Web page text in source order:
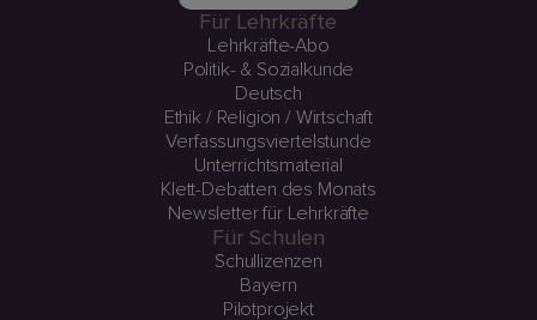
Für Lehrkräfte
Lehrkräfte-Abo
Politik- & Sozialkunde
Deutsch
Ethik / Religion / Wirtschaft
Verfassungsviertelstunde
Unterrichtsmaterial
Klett-Debatten des Monats
Newsletter für Lehrkräfte
Für Schulen
Schullizenzen
Bayern
Pilotprojekt